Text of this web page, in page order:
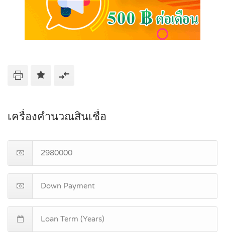
เครื่องคำนวณสินเชื่อ